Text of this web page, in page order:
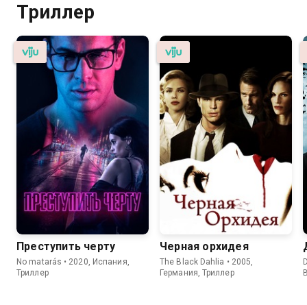
Триллер
Преступить черту
No matarás • 2020, Испания,
Триллер
Черная орхидея
The Black Dahlia • 2005,
Германия, Триллер